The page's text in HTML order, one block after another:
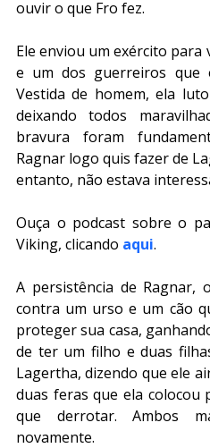
ouvir o que Fro fez.
Ele enviou um exército para
e um dos guerreiros que
Vestida de homem, ela
deixando todos
bravura foram
Ragnar logo quis fazer de
entanto, não estava
Ouça o podcast sobre o
Viking, clicando aqui.
A persistência de
contra um urso e um cão
proteger sua casa,
de ter um filho e duas
Lagertha, dizendo que ele
duas feras que ela colocou
que derrotar. Ambos
novamente.